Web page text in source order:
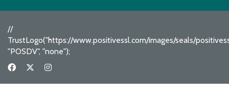
//
TrustLogo("https://www.positivessl.com/images/seals/
"POSDV", "none");